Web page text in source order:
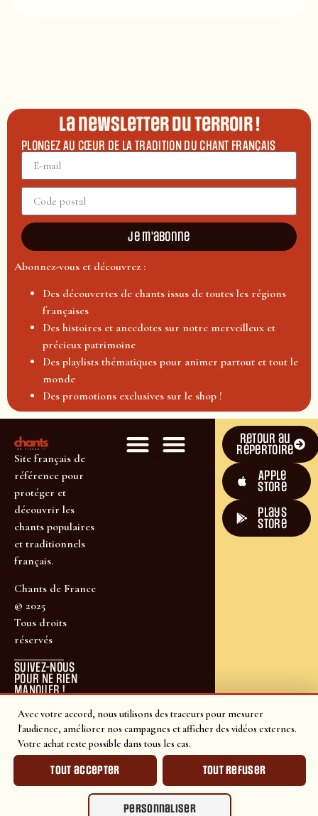
Avec votre accord, nous utilisons des traceurs pour mesurer
l'audience, améliorer nos campagnes et afficher des vidéos externes.
Votre achat reste possible dans tous les cas.
Tout accepter Tout refuser
Personnaliser
La newsletter du terroir !
PLONGEZ AU CŒUR DE LA TRADITION DU CHANT FRANÇAIS
Je m'abonne
Abonnez-vous et découvrez :
Des découvertes de chants issus de toutes les régions
françaises
Des histoires et anecdotes sur notre merveilleux et
précieux patrimoine
Des playlists thématiques pour animer partout et tout le
monde
Des promotions exclusives sur le shop !
Site français de
référence pour
protéger et
découvrir les
chants populaires
et traditionnels
français.
Chants de France
© 2025
Tous droits
réservés
SUIVEZ-NOUS
POUR NE RIEN
MANQUER !
Retour au
répertoire
Apple
Store
plays
store